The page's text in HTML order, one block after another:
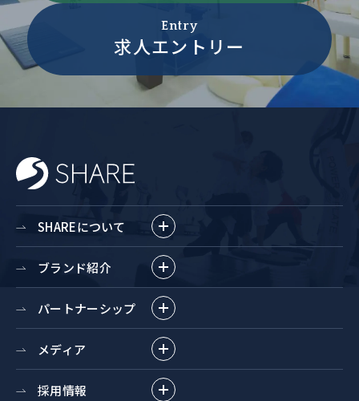
Entry
求人エントリー
SHAREについて
ブランド紹介
パートナーシップ
メディア
採用情報